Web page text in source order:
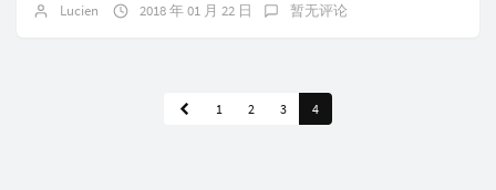
Lucien 2018 年 01 月 22 日 暂无评论
1 2 3 4